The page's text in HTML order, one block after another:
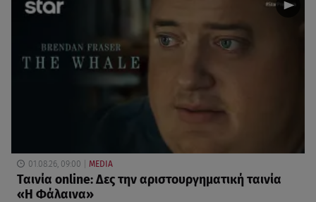
01.08.26, 09:00 MEDIA
Ταινία online: Δες την αριστουργηματική ταινία
«Η Φάλαινα»